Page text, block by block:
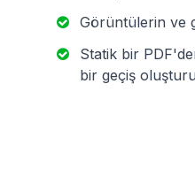
Görüntülerin ve
Statik bir
bir geçiş